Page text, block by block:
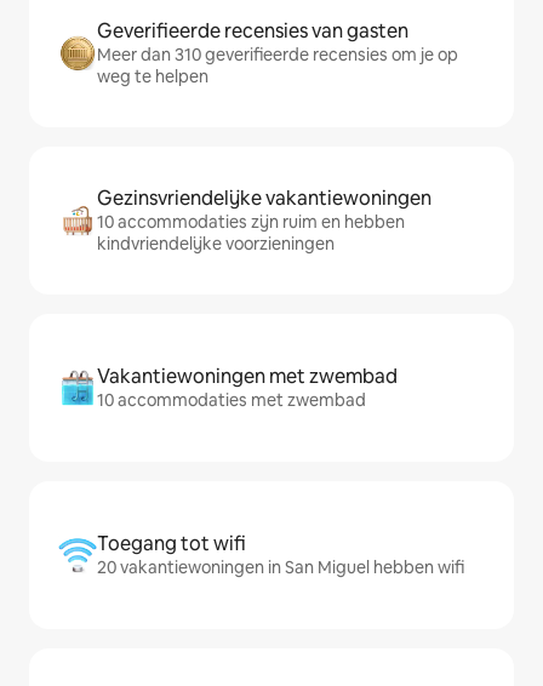
Geverifieerde recensies van gasten
Meer dan 310 geverifieerde recensies om je op
weg te helpen
Gezinsvriendelijke vakantiewoningen
10 accommodaties zijn ruim en hebben
kindvriendelijke voorzieningen
Vakantiewoningen met zwembad
10 accommodaties met zwembad
Toegang tot wifi
20 vakantiewoningen in San Miguel hebben wifi